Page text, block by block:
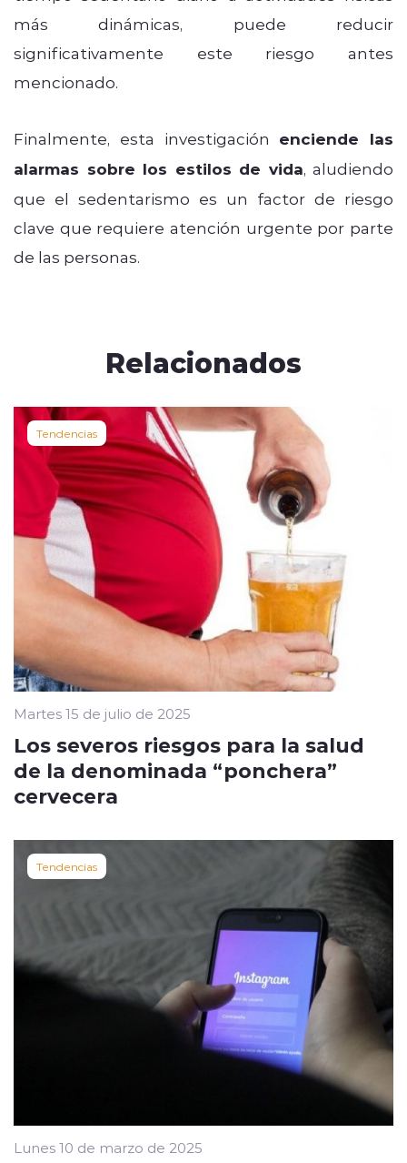
más dinámicas, puede reducir
significativamente este riesgo antes
mencionado.
Finalmente, esta investigación enciende las
alarmas sobre los estilos de vida, aludiendo
que el sedentarismo es un factor de riesgo
clave que requiere atención urgente por parte
de las personas.
Relacionados
Tendencias
Martes 15 de julio de 2025
Los severos riesgos para la salud
de la denominada “ponchera”
cervecera
Tendencias
Lunes 10 de marzo de 2025